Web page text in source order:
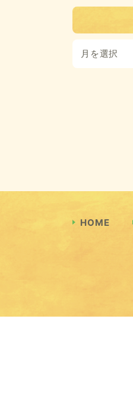
月を選択
HOME